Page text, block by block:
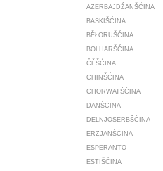
AZERBAJDŹANŠĆINA
BASKIŠĆINA
BĚŁORUŠĆINA
BOŁHARŠĆINA
ČĚŠĆINA
CHINŠĆINA
CHORWATŠĆINA
DANŠĆINA
DELNJOSERBŠĆINA
ERZJANŠĆINA
ESPERANTO
ESTIŠĆINA